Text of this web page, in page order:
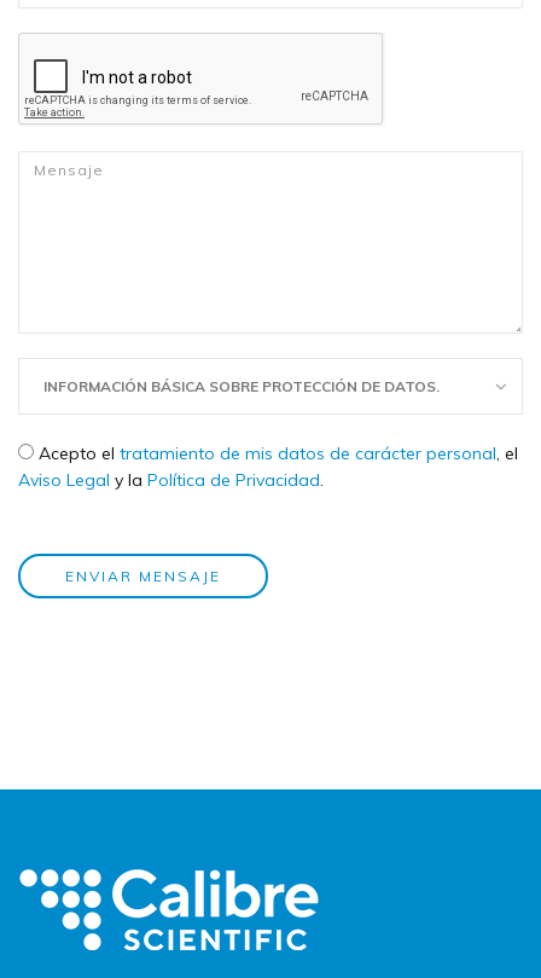
Mensaje*
INFORMACIÓN BÁSICA SOBRE PROTECCIÓN DE DATOS.
Check legal *
Acepto el tratamiento de mis datos de carácter personal, el
Aviso Legal y la Política de Privacidad.
ENVIAR MENSAJE